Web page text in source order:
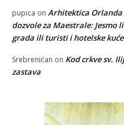
pupica on Arhitektica Orlanda
dozvole za Maestrale: Jesmo
grada ili turisti i hotelske
Srebrenićan on Kod crkve sv.
zastava